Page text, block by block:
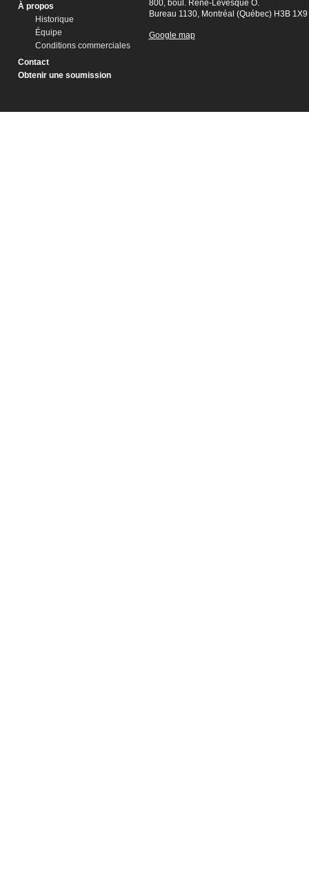
À propos
Historique
Équipe
Conditions commerciales
Contact
Obtenir une soumission
800, boul. René-Lévesque O.
Bureau 1130, Montréal (Québec) H3B 1X9
Google map